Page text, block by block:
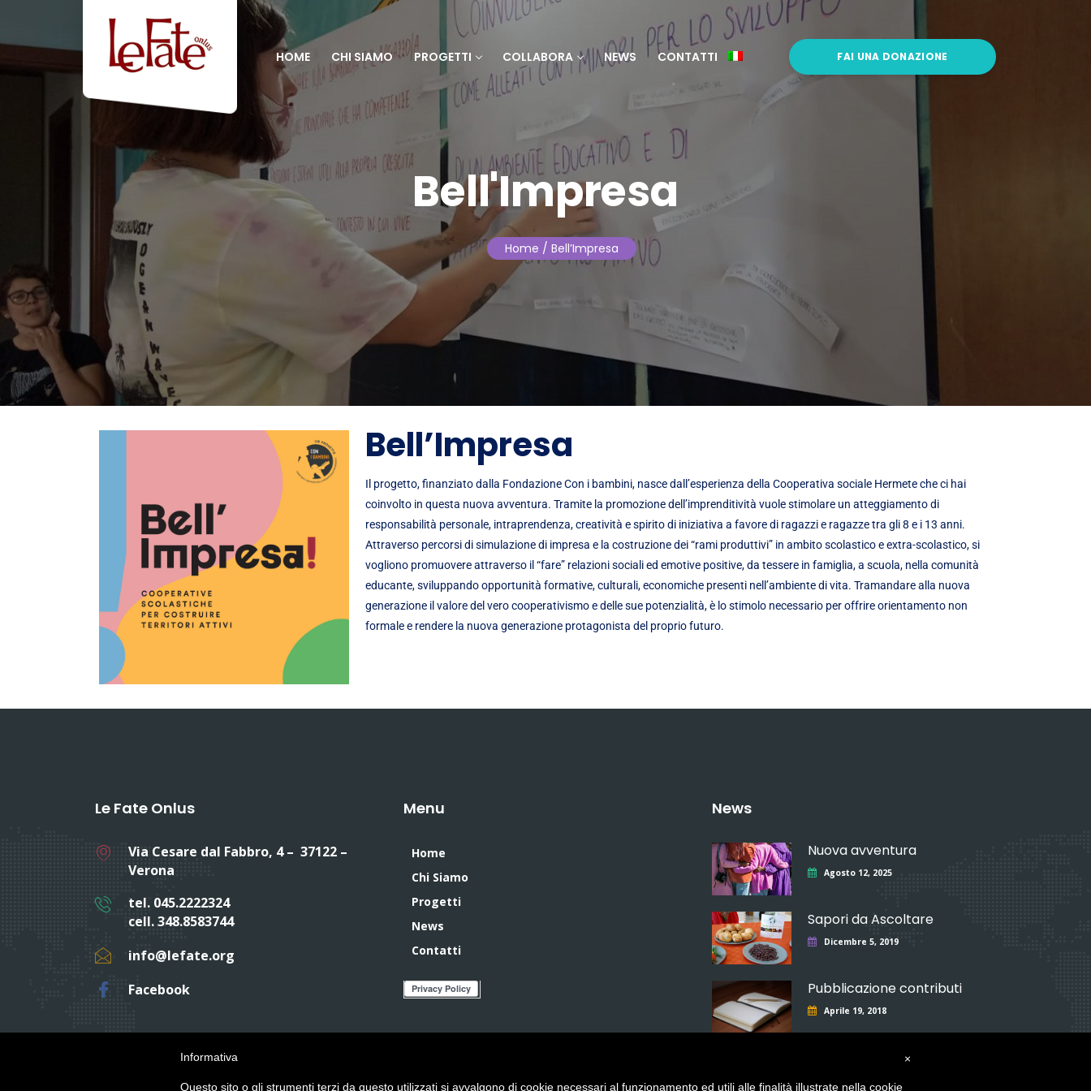
HOME CHI SIAMO PROGETTI COLLABORA NEWS CONTATTI FAI UNA DONAZIONE
Bell'Impresa
Home / Bell’Impresa
Bell’Impresa
Il progetto, finanziato dalla Fondazione Con i bambini, nasce dall’esperienza della Cooperativa sociale Hermete che ci hai
coinvolto in questa nuova avventura. Tramite la promozione dell’imprenditività vuole stimolare un atteggiamento di
responsabilità personale, intraprendenza, creatività e spirito di iniziativa a favore di ragazzi e ragazze tra gli 8 e i 13 anni.
Attraverso percorsi di simulazione di impresa e la costruzione dei “rami produttivi” in ambito scolastico e extra-scolastico, si
vogliono promuovere attraverso il “fare” relazioni sociali ed emotive positive, da tessere in famiglia, a scuola, nella comunità
educante, sviluppando opportunità formative, culturali, economiche presenti nell’ambiente di vita. Tramandare alla nuova
generazione il valore del vero cooperativismo e delle sue potenzialità, è lo stimolo necessario per offrire orientamento non
formale e rendere la nuova generazione protagonista del proprio futuro.
Le Fate Onlus
Via Cesare dal Fabbro, 4 – 37122 –
Verona
tel. 045.2222324
cell. 348.8583744
info@lefate.org
Facebook
Menu
Home
Chi Siamo
Progetti
News
Contatti
News
Nuova avventura
Agosto 12, 2025
Sapori da Ascoltare
Dicembre 5, 2019
Pubblicazione contributi
Aprile 19, 2018
×
Informativa
Questo sito o gli strumenti terzi da questo utilizzati si avvalgono di cookie necessari al funzionamento ed utili alle finalità illustrate nella cookie